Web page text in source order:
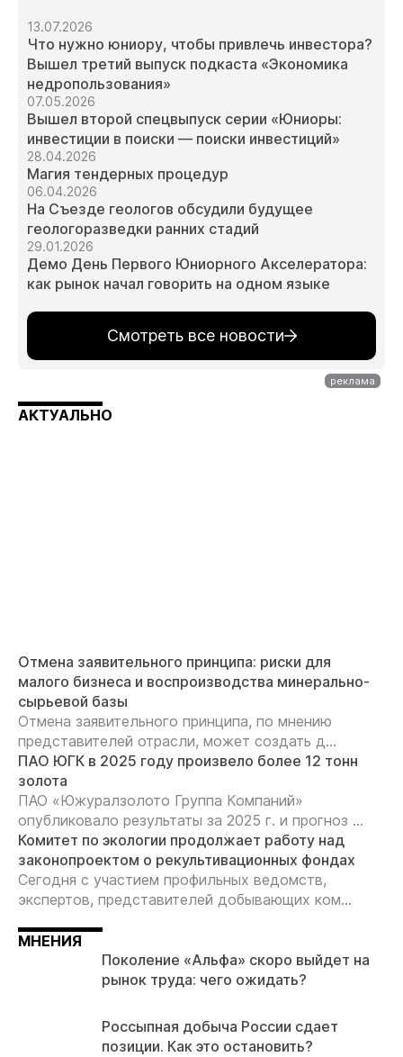
13.07.2026
Что нужно юниору, чтобы привлечь инвестора?
Вышел третий выпуск подкаста «Экономика
недропользования»
07.05.2026
Вышел второй спецвыпуск серии «Юниоры:
инвестиции в поиски — поиски инвестиций»
28.04.2026
Магия тендерных процедур
06.04.2026
На Съезде геологов обсудили будущее
геологоразведки ранних стадий
29.01.2026
Демо День Первого Юниорного Акселератора:
как рынок начал говорить на одном языке
Смотреть все новости
АКТУАЛЬНО
Отмена заявительного принципа: риски для
малого бизнеса и воспроизводства минерально-
сырьевой базы
Отмена заявительного принципа, по мнению
представителей отрасли, может создать д...
ПАО ЮГК в 2025 году произвело более 12 тонн
золота
ПАО «Южуралзолото Группа Компаний»
опубликовало результаты за 2025 г. и прогноз ...
Комитет по экологии продолжает работу над
законопроектом о рекультивационных фондах
Сегодня с участием профильных ведомств,
экспертов, представителей добывающих ком...
МНЕНИЯ
Поколение «Альфа» скоро выйдет на
рынок труда: чего ожидать?
Россыпная добыча России сдает
позиции. Как это остановить?